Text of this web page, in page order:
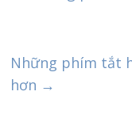
Những phím tắt
hơn →